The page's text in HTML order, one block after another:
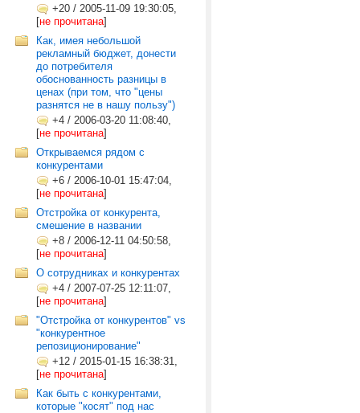
+20 / 2005-11-09 19:30:05,
[не прочитана]
Как, имея небольшой
рекламный бюджет, донести
до потребителя
обоснованность разницы в
ценах (при том, что "цены
разнятся не в нашу пользу")
+4 / 2006-03-20 11:08:40,
[не прочитана]
Открываемся рядом с
конкурентами
+6 / 2006-10-01 15:47:04,
[не прочитана]
Отстройка от конкурента,
смешение в названии
+8 / 2006-12-11 04:50:58,
[не прочитана]
О сотрудниках и конкурентах
+4 / 2007-07-25 12:11:07,
[не прочитана]
"Отстройка от конкурентов" vs
"конкурентное
репозиционирование"
+12 / 2015-01-15 16:38:31,
[не прочитана]
Как быть с конкурентами,
которые "косят" под нас